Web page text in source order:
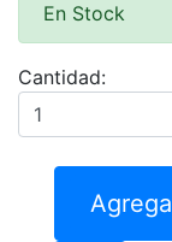
En Stock
Cantidad: